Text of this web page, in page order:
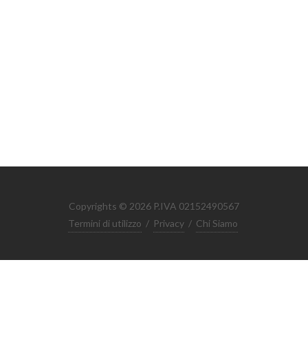
Copyrights © 2026 P.IVA 02152490567
Termini di utilizzo / Privacy / Chi Siamo